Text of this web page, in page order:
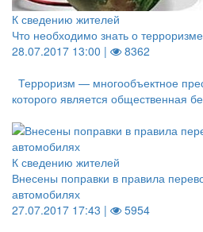
К сведению жителей
Что необходимо знать о терроризме
28.07.2017 13:00 |
8362
Терроризм — многообъектное
которого является общественная
К сведению жителей
Внесены поправки в правила
автомобилях
27.07.2017 17:43 |
5954